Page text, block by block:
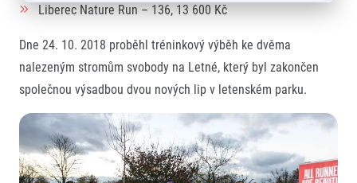
Liberec Nature Run – 136, 13 600 Kč
Dne 24. 10. 2018 proběhl tréninkový výběh ke dvěma
nalezeným stromům svobody na Letné, který byl zakončen
společnou výsadbou dvou nových lip v letenském parku.